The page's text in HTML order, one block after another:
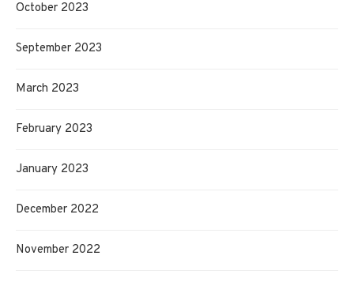
October 2023
September 2023
March 2023
February 2023
January 2023
December 2022
November 2022